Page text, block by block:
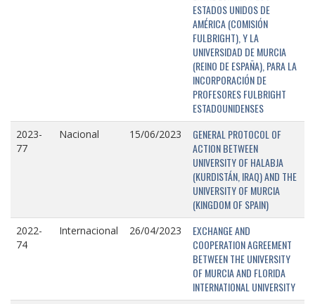
ESTADOS UNIDOS DE
AMÉRICA (COMISIÓN
FULBRIGHT), Y LA
UNIVERSIDAD DE MURCIA
(REINO DE ESPAÑA), PARA LA
INCORPORACIÓN DE
PROFESORES FULBRIGHT
ESTADOUNIDENSES
2023-
77
Nacional 15/06/2023
GENERAL PROTOCOL OF
ACTION BETWEEN
UNIVERSITY OF HALABJA
(KURDISTÁN, IRAQ) AND THE
UNIVERSITY OF MURCIA
(KINGDOM OF SPAIN)
2022-
74
Internacional 26/04/2023
EXCHANGE AND
COOPERATION AGREEMENT
BETWEEN THE UNIVERSITY
OF MURCIA AND FLORIDA
INTERNATIONAL UNIVERSITY